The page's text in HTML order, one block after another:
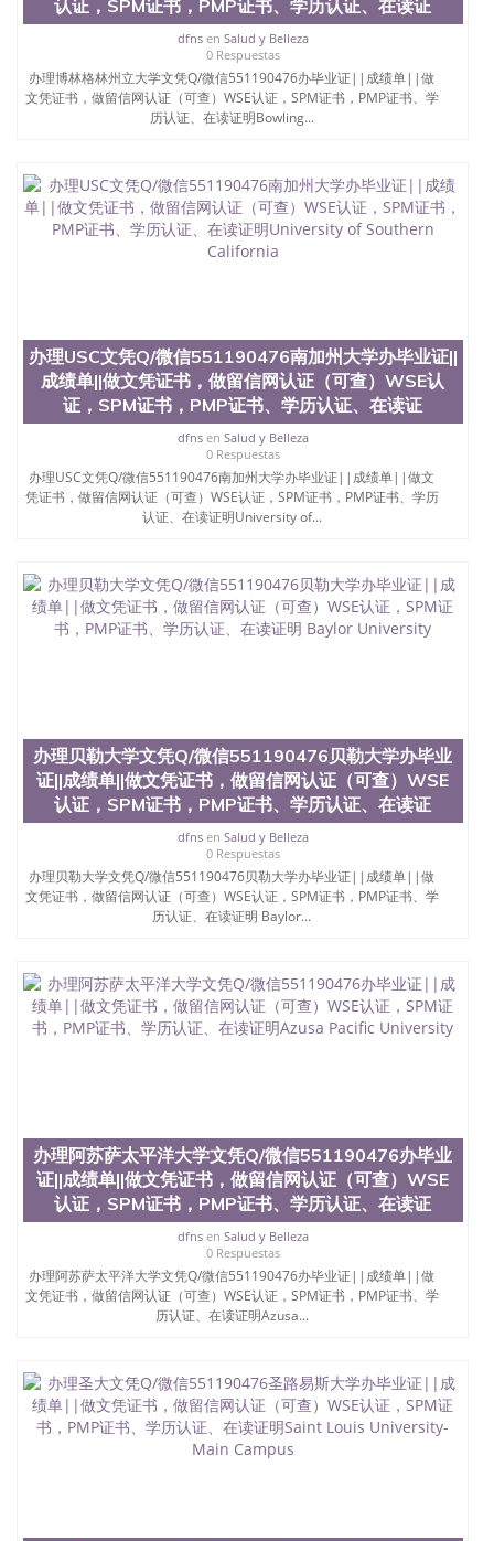
认证，SPM证书，PMP证书、学历认证、在读证
dfnsen Salud y Belleza
0 Respuestas
办理博林格林州立大学文凭Q/微信551190476办毕业证||成绩单||做
文凭证书，做留信网认证（可查）WSE认证，SPM证书，PMP证书、学
历认证、在读证明Bowling...
办理USC文凭Q/微信551190476南加州大学办毕业证||
成绩单||做文凭证书，做留信网认证（可查）WSE认
证，SPM证书，PMP证书、学历认证、在读证
dfnsen Salud y Belleza
0 Respuestas
办理USC文凭Q/微信551190476南加州大学办毕业证||成绩单||做文
凭证书，做留信网认证（可查）WSE认证，SPM证书，PMP证书、学历
认证、在读证明University of...
办理贝勒大学文凭Q/微信551190476贝勒大学办毕业
证||成绩单||做文凭证书，做留信网认证（可查）WSE
认证，SPM证书，PMP证书、学历认证、在读证
dfnsen Salud y Belleza
0 Respuestas
办理贝勒大学文凭Q/微信551190476贝勒大学办毕业证||成绩单||做
文凭证书，做留信网认证（可查）WSE认证，SPM证书，PMP证书、学
历认证、在读证明 Baylor...
办理阿苏萨太平洋大学文凭Q/微信551190476办毕业
证||成绩单||做文凭证书，做留信网认证（可查）WSE
认证，SPM证书，PMP证书、学历认证、在读证
dfnsen Salud y Belleza
0 Respuestas
办理阿苏萨太平洋大学文凭Q/微信551190476办毕业证||成绩单||做
文凭证书，做留信网认证（可查）WSE认证，SPM证书，PMP证书、学
历认证、在读证明Azusa...